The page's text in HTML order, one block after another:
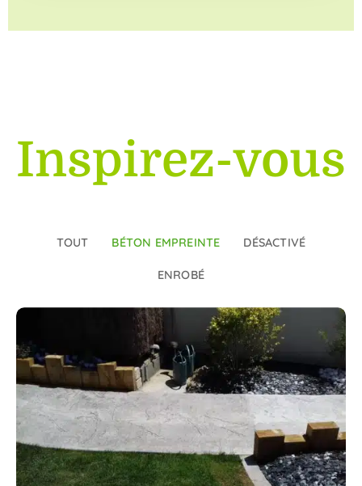
Inspirez-vous
TOUT BÉTON EMPREINTE DÉSACTIVÉ
ENROBÉ